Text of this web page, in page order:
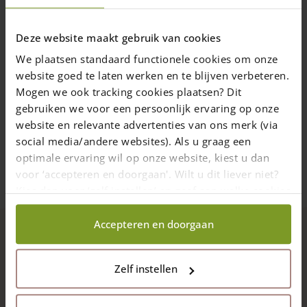
Deze website maakt gebruik van cookies
We plaatsen standaard functionele cookies om onze
website goed te laten werken en te blijven verbeteren.
Mogen we ook tracking cookies plaatsen? Dit
gebruiken we voor een persoonlijk ervaring op onze
website en relevante advertenties van ons merk (via
social media/andere websites). Als u graag een
optimale ervaring wil op onze website, kiest u dan
voor ‘accepteren en doorgaan'. Wilt u dit liever niet?
Kies dan voor ‘zelf instellen’ en geef aan welke cookies
wij wel mogen verzamelen.
Accepteren en doorgaan
Zelf instellen
RVS-schroeven zijn beschermd tegen
looizuur in eiken- en kastanjehout
Diverse afmetingen
Vanaf€20,00
Levering in 10 werkdagen (NL/BE)
Opties selecteren
product
heeft
meerdere
variaties.
kan
op
Gedetailleerde omschrijving
Een schapenhek poort dubbel 175 cm hoog, is maximaal 500
cm breed. Nog bredere poorten zouden in deze uitvoering